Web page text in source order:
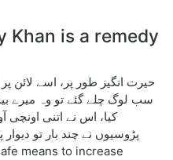
Khan is a remedy
حیرت انگیز طور پر، اسے لائن
سب لوگ چلے گئے تو وہ میرے
کیا، اس نے اتنی اونچی
پڑوسیوں نے چند بار تو